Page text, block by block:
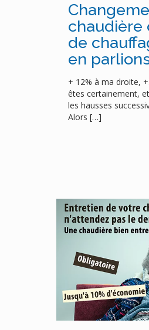
chaudière
de
en
+ 12% à ma droite,
êtes certainement,
les hausses
Alors […]